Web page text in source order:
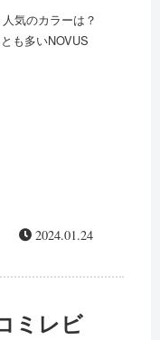
気のカラーは？
も多いNOVUS
2024.01.24
ミレビ